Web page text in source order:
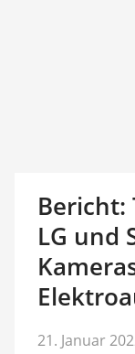
Bericht:
LG und
21. Januar